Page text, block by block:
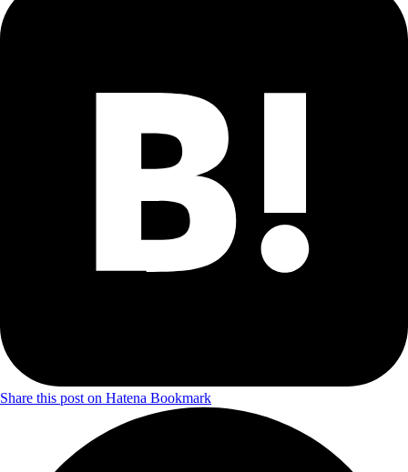
Share this post on Hatena Bookmark